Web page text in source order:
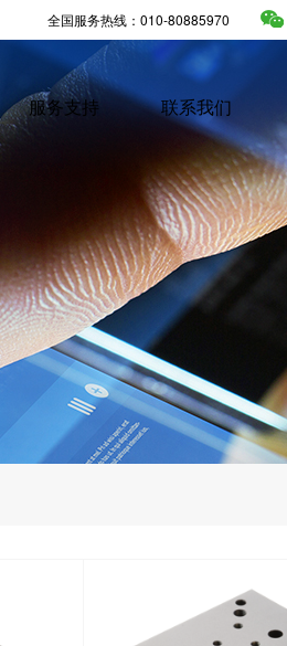
全国服务热线：010-80885970
服务支持 联系我们